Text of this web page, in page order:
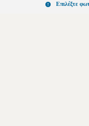
Επιλέξτε